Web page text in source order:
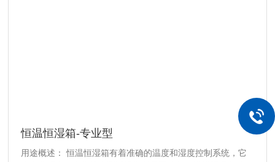
恒温恒湿箱-专业型
用途概述： 恒温恒湿箱有着准确的温度和湿度控制系统，它